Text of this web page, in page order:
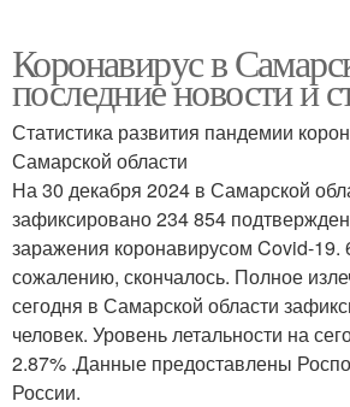
области
Коронавирус в
последние новости и
Статистика развития пандемии
Самарской области
На 30 декабря 2024 в Самарской
зафиксировано 234 854
заражения коронавирусом Covid-19.
сожалению, скончалось. Полное
сегодня в Самарской области
человек. Уровень летальности на
2.87% .Данные предоставлены
России.